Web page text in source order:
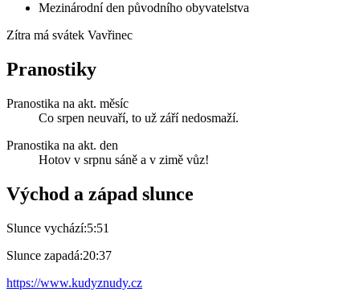
Mezinárodní den původního obyvatelstva
Zítra má svátek Vavřinec
Pranostiky
Pranostika na akt. měsíc
Co srpen neuvaří, to už září nedosmaží.
Pranostika na akt. den
Hotov v srpnu sáně a v zimě vůz!
Východ a západ slunce
Slunce vychází:5:51
Slunce zapadá:20:37
https://www.kudyznudy.cz